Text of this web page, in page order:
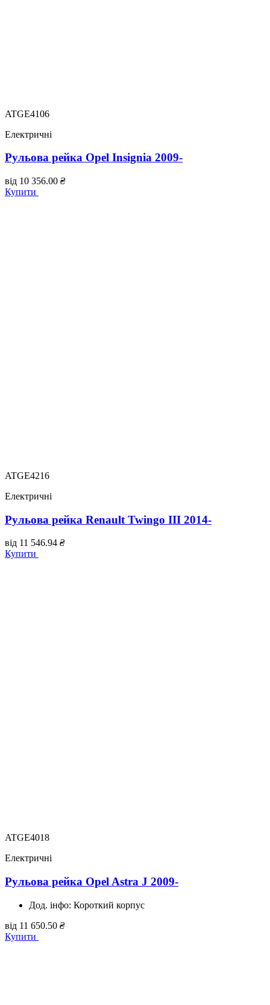
ATGE4106
Електричні
Рульова рейка Opel Insignia 2009-
від 10 356.00 ₴
Купити
ATGE4216
Електричні
Рульова рейка Renault Twingo III 2014-
від 11 546.94 ₴
Купити
ATGE4018
Електричні
Рульова рейка Opel Astra J 2009-
Дод. інфо: Короткий корпус
від 11 650.50 ₴
Купити